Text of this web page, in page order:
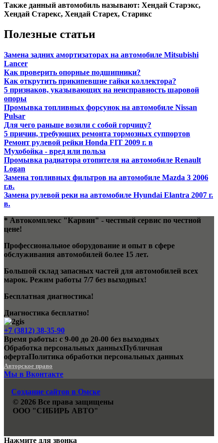
Также данный автомобиль называют: Хендай Старэкс,
Хендай Старекс, Хендай Старех, Старикс
Полезные статьи
Замена задних амортизаторах на автомобиле Mitsubishi
Lancer
Как проверить опорные подшипники?
Как открутить прикипевшие гайки коллектора?
5 признаков, указывающих на неисправность шаровой
опоры
Промывка топливных форсунок на автомобиле Nissan
Pulsar
Для чего раньше возили с собой горчицу?
5 причин, требующих ремонта тормозных суппортов
Ремонт рулевой рейки Honda FIT 2009 г. в
Мухобойка - вред или польза
Промывка радиатора отопителя на автомобиле Renault
Logan
Замена топливных фильтров на автомобиле Mazda 3 2006
г.в.
Замена рулевой реки на автомобиле Hyundai Elantra 2007 г.
в.
* Автокомплекс "Карвин" - честный сервис по честной
цене!
Профессиональное оборудование и опыт в сфере
обслуживания автомобилей более 15 лет.
Большой склад запасных частей для автомобилей всех
марок. Режим работы 7/7 без выходных!
Бесплатная диагностика!
Диагностика бесплатно!
+7 (3812) 38-35-90
Время работы: с 9-00 до 20-00 без выходных
Обработка персональных данныхПубличная
офертаПолитика обработки персональных данных
Авторское право
Мы в Вконтакте
Создание сайтов в Омске
© 2026 Все права защищены
ООО "СИБИРЬ АВТО"
Нажмите для звонка